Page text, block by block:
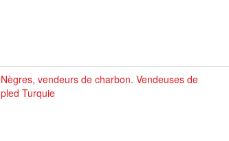
Nègres, vendeurs de charbon. Vendeuses de
pled Turquie